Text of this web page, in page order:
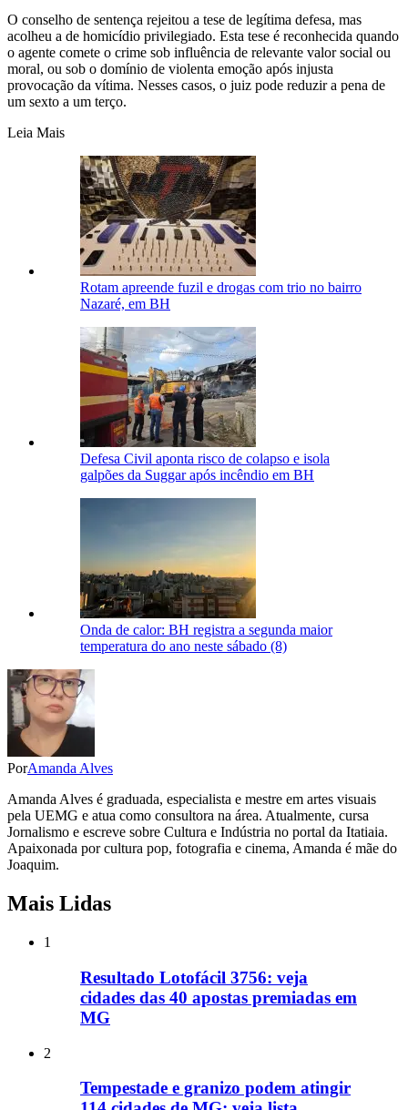
O conselho de sentença rejeitou a tese de legítima defesa, mas
acolheu a de homicídio privilegiado. Esta tese é reconhecida quando
o agente comete o crime sob influência de relevante valor social ou
moral, ou sob o domínio de violenta emoção após injusta
provocação da vítima. Nesses casos, o juiz pode reduzir a pena de
um sexto a um terço.
Leia Mais
Rotam apreende fuzil e drogas com trio no bairro
Nazaré, em BH
Defesa Civil aponta risco de colapso e isola
galpões da Suggar após incêndio em BH
Onda de calor: BH registra a segunda maior
temperatura do ano neste sábado (8)
PorAmanda Alves
Amanda Alves é graduada, especialista e mestre em artes visuais
pela UEMG e atua como consultora na área. Atualmente, cursa
Jornalismo e escreve sobre Cultura e Indústria no portal da Itatiaia.
Apaixonada por cultura pop, fotografia e cinema, Amanda é mãe do
Joaquim.
Mais Lidas
1
Resultado Lotofácil 3756: veja
cidades das 40 apostas premiadas em
MG
2
Tempestade e granizo podem atingir